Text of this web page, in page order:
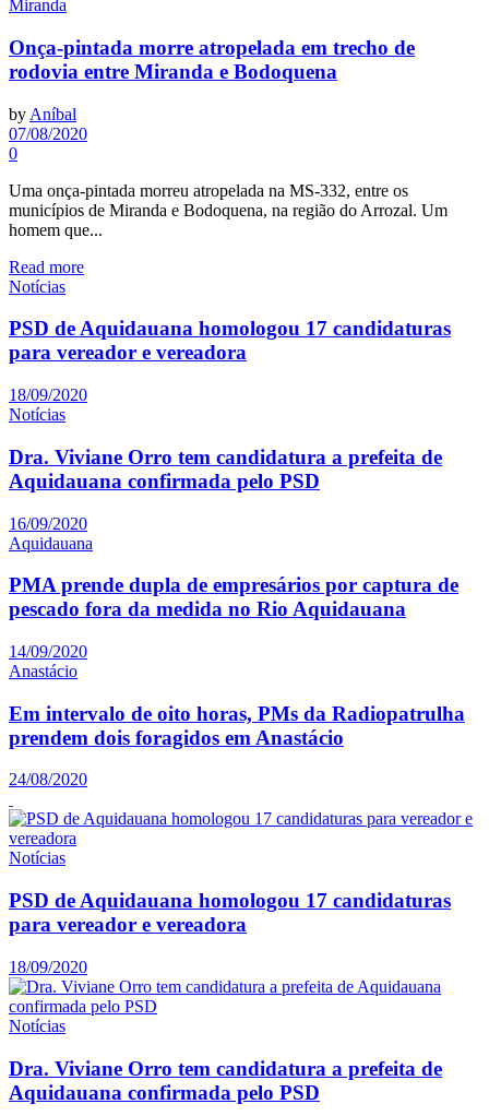
Miranda
Onça-pintada morre atropelada em trecho de
rodovia entre Miranda e Bodoquena
by Aníbal
07/08/2020
0
Uma onça-pintada morreu atropelada na MS-332, entre os
municípios de Miranda e Bodoquena, na região do Arrozal. Um
homem que...
Read more
Notícias
PSD de Aquidauana homologou 17 candidaturas
para vereador e vereadora
18/09/2020
Notícias
Dra. Viviane Orro tem candidatura a prefeita de
Aquidauana confirmada pelo PSD
16/09/2020
Aquidauana
PMA prende dupla de empresários por captura de
pescado fora da medida no Rio Aquidauana
14/09/2020
Anastácio
Em intervalo de oito horas, PMs da Radiopatrulha
prendem dois foragidos em Anastácio
24/08/2020
Notícias
PSD de Aquidauana homologou 17 candidaturas
para vereador e vereadora
18/09/2020
Notícias
Dra. Viviane Orro tem candidatura a prefeita de
Aquidauana confirmada pelo PSD